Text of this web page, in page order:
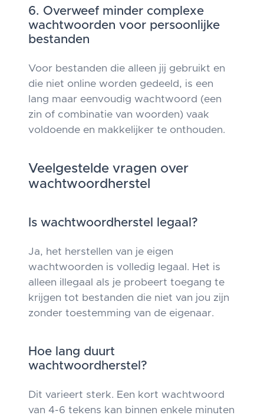
6. Overweef minder complexe
wachtwoorden voor persoonlijke
bestanden
Voor bestanden die alleen jij gebruikt en
die niet online worden gedeeld, is een
lang maar eenvoudig wachtwoord (een
zin of combinatie van woorden) vaak
voldoende en makkelijker te onthouden.
Veelgestelde vragen over
wachtwoordherstel
Is wachtwoordherstel legaal?
Ja, het herstellen van je eigen
wachtwoorden is volledig legaal. Het is
alleen illegaal als je probeert toegang te
krijgen tot bestanden die niet van jou zijn
zonder toestemming van de eigenaar.
Hoe lang duurt
wachtwoordherstel?
Dit varieert sterk. Een kort wachtwoord
van 4-6 tekens kan binnen enkele minuten